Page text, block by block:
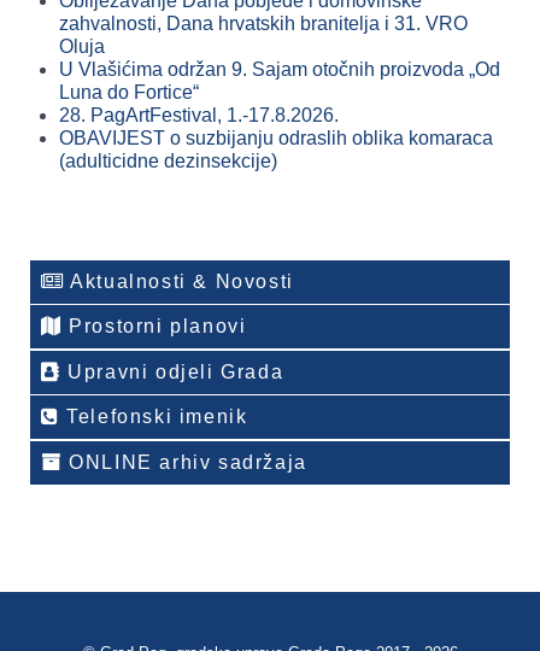
zahvalnosti, Dana hrvatskih branitelja i 31. VRO
Oluja
U Vlašićima održan 9. Sajam otočnih proizvoda „Od
Luna do Fortice“
28. PagArtFestival, 1.-17.8.2026.
OBAVIJEST o suzbijanju odraslih oblika komaraca
(adulticidne dezinsekcije)
Aktualnosti & Novosti
Prostorni planovi
Upravni odjeli Grada
Telefonski imenik
ONLINE arhiv sadržaja